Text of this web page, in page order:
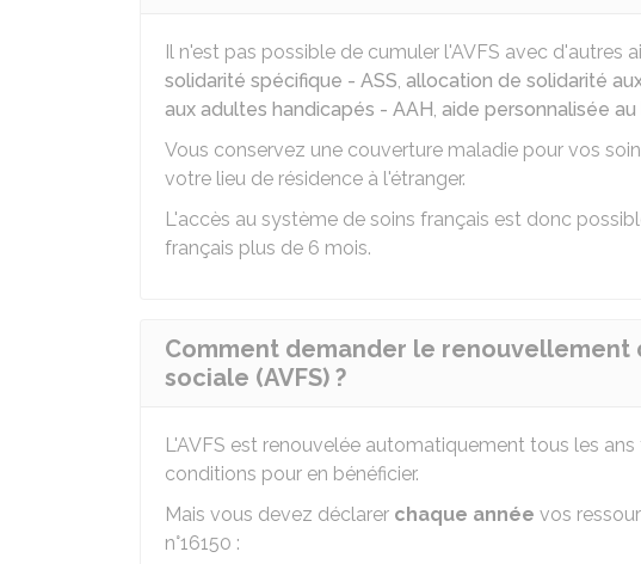
Il n'est pas possible de cumuler l'AVFS avec d'autres
solidarité spécifique - ASS, allocation de solidarité
aux adultes handicapés - AAH, aide personnalisée
Vous conservez une couverture maladie pour vos
votre lieu de résidence à l'étranger.
L'accès au système de soins français est donc
français plus de 6 mois.
Comment demander le
sociale (AVFS) ?
L'AVFS est renouvelée automatiquement tous les
conditions pour en bénéficier.
Mais vous devez déclarer chaque année vos
n°16150 :